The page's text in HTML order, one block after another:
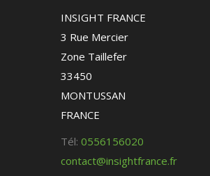
INSIGHT FRANCE
3 Rue Mercier
Zone Taillefer
33450
MONTUSSAN
FRANCE
Tél: 0556156020
contact@insightfrance.fr